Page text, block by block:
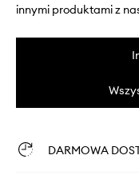
innymi produktami z
DARMOWA